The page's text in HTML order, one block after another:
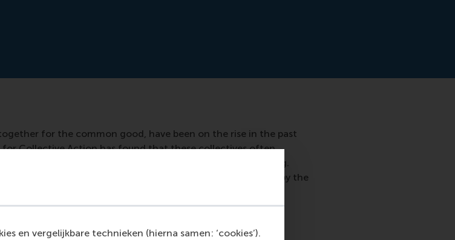
en vergelijkbare technieken (hierna samen: ‘cookies’).
for the common good, have been on the rise in the past
Collective Action has found that these collectives often
as they could, missing opportunities for shared learning.
for support and don't feel responsible for filling gaps left by the
recognition from both sides.